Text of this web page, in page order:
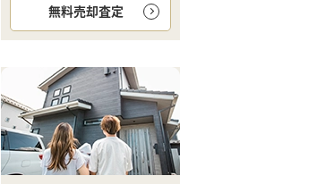
無料売却査定